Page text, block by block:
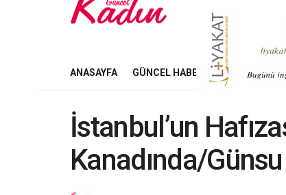
ANASAYFA GÜNCEL HABERLER İŞ
İstanbul’un
Kanadında/